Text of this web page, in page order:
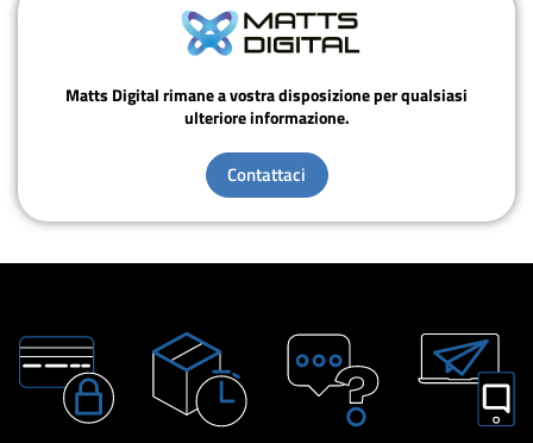
Matts Digital rimane a vostra disposizione per qualsiasi
ulteriore informazione.
Contattaci